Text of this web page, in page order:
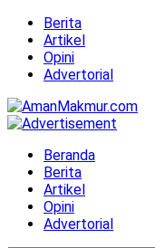
Berita
Artikel
Opini
Advertorial
Beranda
Berita
Artikel
Opini
Advertorial